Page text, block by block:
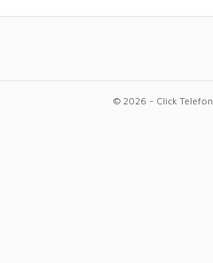
© 2026 - Click